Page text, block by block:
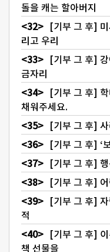
돌을 캐는 할아버지
[기부 그 후]
리고 우리
[기부 그 후]
금자리
[기부 그 후]
채워주세요.
[기부 그 후]
[기부 그 후] ‘
[기부 그 후]
[기부 그 후]
[기부 그 후]
적
[기부 그 후]
책 선물을